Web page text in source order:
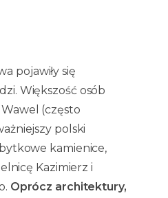
pojawiły się
Większość osób
(często
polski
kamienice,
Kazimierz i
Oprócz architektury,